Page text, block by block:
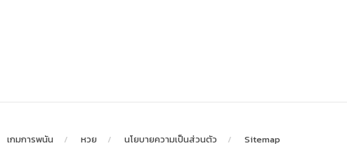
เกมการพนัน หวย นโยบายความเป็นส่วนตัว Sitemap